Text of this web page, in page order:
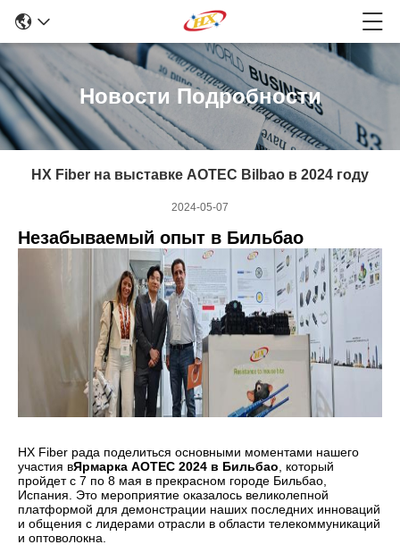
Новости Подробности
HX Fiber на выставке AOTEC Bilbao в 2024 году
2024-05-07
Незабываемый опыт в Бильбао
HX Fiber рада поделиться основными моментами нашего
участия вЯрмарка AOTEC 2024 в Бильбао , который
пройдет с 7 по 8 мая в прекрасном городе Бильбао,
Испания. Это мероприятие оказалось великолепной
платформой для демонстрации наших последних инноваций
и общения с лидерами отрасли в области телекоммуникаций
и оптоволокна.